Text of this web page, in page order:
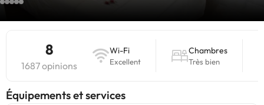
8
1687 opinions
Wi-Fi
Excellent
Chambres
Très bien
​Équipements et services